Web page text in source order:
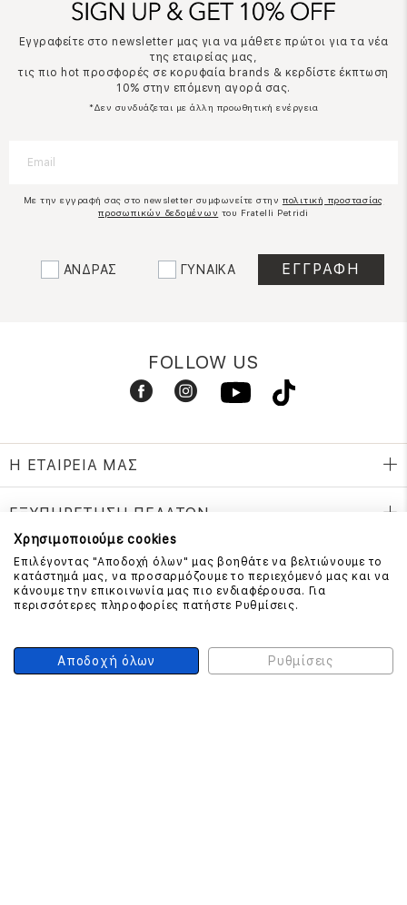
Εγγραφείτε στο newsletter μας για να μάθετε πρώτοι για τα νέα
της εταιρείας μας,
τις πιο hot προσφορές σε κορυφαία brands & κερδίστε έκπτωση
10% στην επόμενη αγορά σας.
*Δεν συνδυάζεται με άλλη προωθητική ενέργεια
Με την εγγραφή σας στο newsletter συμφωνείτε στην πολιτική προστασίας
προσωπικών δεδομένων του Fratelli Petridi
ΑΝΔΡΑΣ ΓΥΝΑΙΚΑ
FOLLOW US
Η ΕΤΑΙΡΕΙΑ ΜΑΣ
ΕΞΥΠΗΡΕΤΗΣΗ ΠΕΛΑΤΩΝ
ΕΠΙΚΟΙΝΩΝΗΣΤΕ ΜΑΖΙ ΜΑΣ
210 999 4510
Χρησιμοποιούμε cookies
Επιλέγοντας "Αποδοχή όλων" μας βοηθάτε να βελτιώνουμε το
κατάστημά μας, να προσαρμόζουμε το περιεχόμενό μας και να
κάνουμε την επικοινωνία μας πιο ενδιαφέρουσα. Για
περισσότερες πληροφορίες πατήστε Ρυθμίσεις.
Αποδοχή όλων Ρυθμίσεις